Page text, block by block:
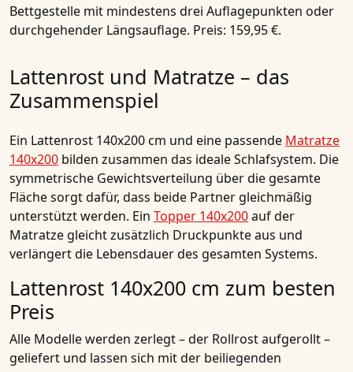
Bettgestelle mit mindestens drei Auflagepunkten oder
durchgehender Längsauflage. Preis: 159,95 €.
Lattenrost und Matratze – das
Zusammenspiel
Ein Lattenrost 140x200 cm und eine passende Matratze
140x200 bilden zusammen das ideale Schlafsystem. Die
symmetrische Gewichtsverteilung über die gesamte
Fläche sorgt dafür, dass beide Partner gleichmäßig
unterstützt werden. Ein Topper 140x200auf der
Matratze gleicht zusätzlich Druckpunkte aus und
verlängert die Lebensdauer des gesamten Systems.
Lattenrost 140x200 cm zum besten
Preis
Alle Modelle werden zerlegt – der Rollrost aufgerollt –
geliefert und lassen sich mit der beiliegenden